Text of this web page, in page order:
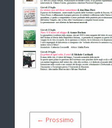
← Prossimo